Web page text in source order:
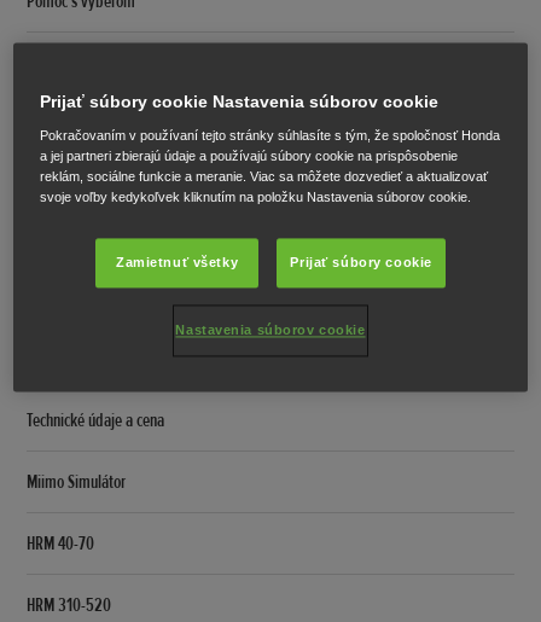
Miimo
Technické údaje a cena
Miimo Simulátor
HRM 40-70
HRM 310-520
Prijať súbory cookie Nastavenia súborov cookie
Pokračovaním v používaní tejto stránky súhlasíte s tým, že spoločnosť Honda
a jej partneri zbierajú údaje a používajú súbory cookie na prispôsobenie
reklám, sociálne funkcie a meranie. Viac sa môžete dozvedieť a aktualizovať
svoje voľby kedykoľvek kliknutím na položku Nastavenia súborov cookie.
Zamietnuť všetky Prijať súbory cookie
Nastavenia súborov cookie